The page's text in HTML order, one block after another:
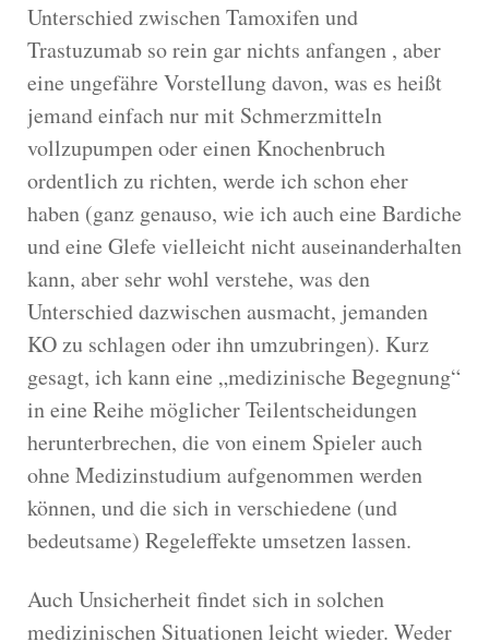
Unterschied zwischen Tamoxifen und
Trastuzumab so rein gar nichts anfangen , aber
eine ungefähre Vorstellung davon, was es heißt
jemand einfach nur mit Schmerzmitteln
vollzupumpen oder einen Knochenbruch
ordentlich zu richten, werde ich schon eher
haben (ganz genauso, wie ich auch eine Bardiche
und eine Glefe vielleicht nicht auseinanderhalten
kann, aber sehr wohl verstehe, was den
Unterschied dazwischen ausmacht, jemanden
KO zu schlagen oder ihn umzubringen). Kurz
gesagt, ich kann eine „medizinische Begegnung“
in eine Reihe möglicher Teilentscheidungen
herunterbrechen, die von einem Spieler auch
ohne Medizinstudium aufgenommen werden
können, und die sich in verschiedene (und
bedeutsame) Regeleffekte umsetzen lassen.
Auch Unsicherheit findet sich in solchen
medizinischen Situationen leicht wieder. Weder